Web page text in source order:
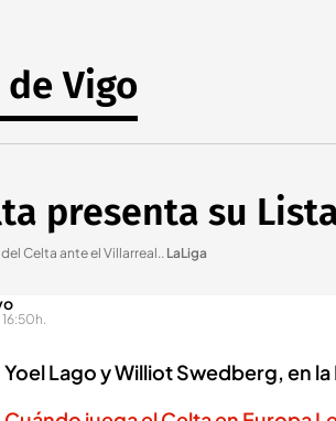
Vigo
presenta su
Celta ante el Villarreal.. LaLiga
Yoel Lago y Williot Swedberg, en la